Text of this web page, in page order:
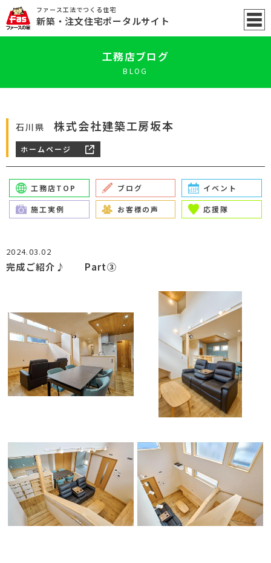
ファース工法でつくる住宅
新築 ・注文住宅ポータルサイト
工務店ブログ
BLOG
石川県 株式会社建築工房坂本
ホームページ
工務店TOP ブログ イベント
施工実例 お客様の声 応援隊
2024.03.02
完成ご紹介♪ Part③